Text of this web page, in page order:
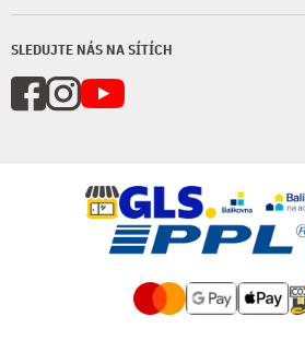
SLEDUJTE NÁS NA SÍTÍCH